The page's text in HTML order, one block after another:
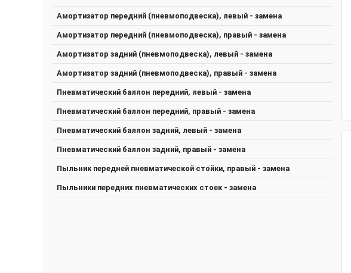
Амортизатор передний (пневмоподвеска), левый - замена
Амортизатор передний (пневмоподвеска), правый - замена
Амортизатор задний (пневмоподвеска), левый - замена
Амортизатор задний (пневмоподвеска), правый - замена
Пневматический баллон передний, левый - замена
Пневматический баллон передний, правый - замена
Пневматический баллон задний, левый - замена
Пневматический баллон задний, правый - замена
Пыльник передней пневматической стойки, правый - замена
Пыльники передних пневматических стоек - замена